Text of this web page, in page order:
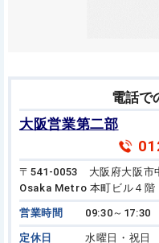
電話で
大阪営業第二部
〒541-0053 大阪府大阪市
Osaka Metro 本町ビル４階
営業時間 09:30～17:30
定休日 水曜日・祝日